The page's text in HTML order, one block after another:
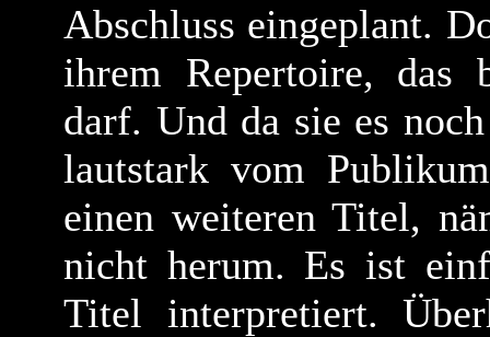
Abschluss eingeplant.
ihrem Repertoire, das
darf. Und da sie es
lautstark vom
einen weiteren Titel,
nicht herum. Es ist
Titel interpretiert.